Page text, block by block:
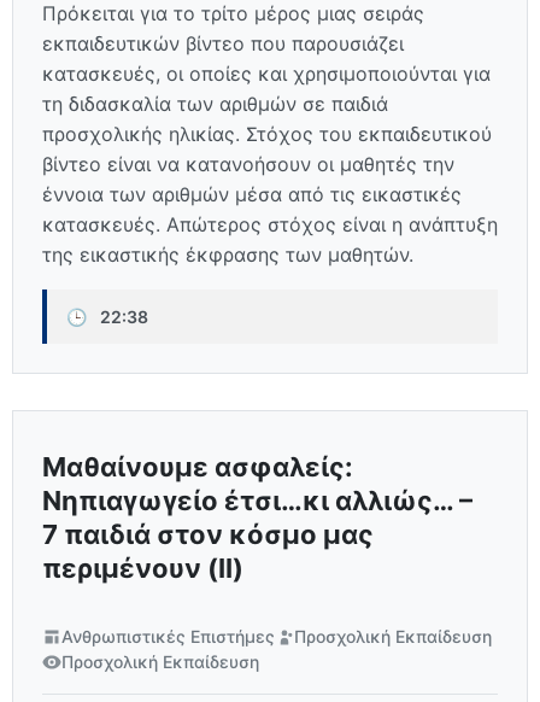
Πρόκειται για το τρίτο μέρος μιας σειράς
εκπαιδευτικών βίντεο που παρουσιάζει
κατασκευές, οι οποίες και χρησιμοποιούνται για
τη διδασκαλία των αριθμών σε παιδιά
προσχολικής ηλικίας. Στόχος του εκπαιδευτικού
βίντεο είναι να κατανοήσουν οι μαθητές την
έννοια των αριθμών μέσα από τις εικαστικές
κατασκευές. Απώτερος στόχος είναι η ανάπτυξη
της εικαστικής έκφρασης των μαθητών.
🕒 22:38
Μαθαίνουμε ασφαλείς:
Νηπιαγωγείο έτσι…κι αλλιώς… –
7 παιδιά στον κόσμο μας
περιμένουν (ΙΙ)
Ανθρωπιστικές Επιστήμες
Προσχολική Εκπαίδευση
Προσχολική Εκπαίδευση